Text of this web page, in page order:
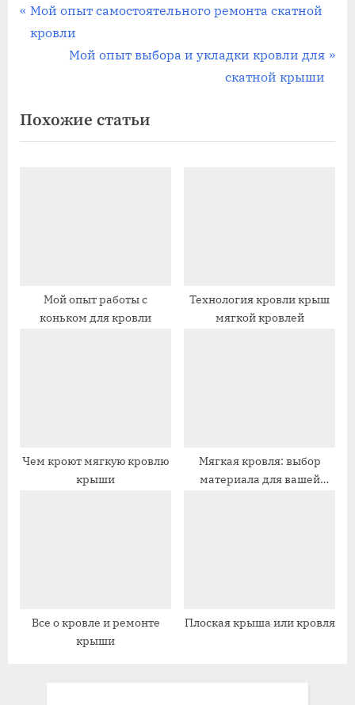
Навигация
по
П
р
д
у
Мой опыт самостоятельного ремонта скатной
кровли
С
д
у
п
и
Мой опыт выбора и укладки кровли для
скатной крыши
Похожие статьи
Мой опыт работы с
коньком для кровли
Технология кровли крыш
мягкой кровлей
Чем кроют мягкую кровлю
крыши
Мягкая кровля: выбор
материала для вашей
Все о кровле и ремонте
крыши
Плоская крыша или кровля